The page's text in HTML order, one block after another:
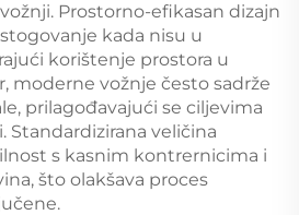
Prostorno-efikasan dizajn
kada nisu u
korištenje prostora u
moderne vožnje često sadrže
prilagođavajući se ciljevima
Standardizirana veličina
s kasnim kontrernicima i
što olakšava proces